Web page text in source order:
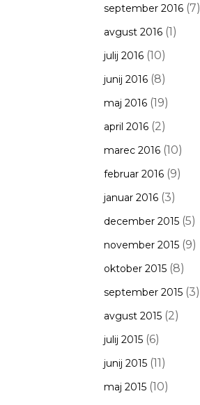
september 2016(7)
avgust 2016(1)
julij 2016(10)
junij 2016(8)
maj 2016(19)
april 2016(2)
marec 2016(10)
februar 2016(9)
januar 2016(3)
december 2015(5)
november 2015(9)
oktober 2015(8)
september 2015(3)
avgust 2015(2)
julij 2015(6)
junij 2015(11)
maj 2015(10)